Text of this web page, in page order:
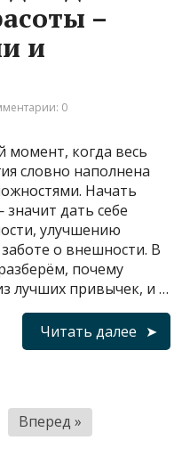
–
и
0
когда весь
словно наполнена
Начать
дать себе
улучшению
о внешности. В
почему
лучших привычек, и …
Читать далее
Вперед »